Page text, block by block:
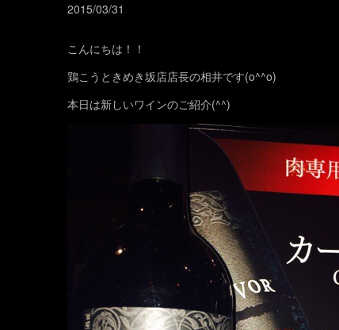
2015/03/31
こんにちは！！
鶏こうときめき坂店店長の相井です(o^^o)
本日は新しいワインのご紹介(^^)